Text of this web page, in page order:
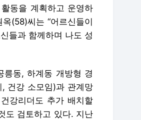
동을 계획하고 운영하
(58)씨는 “어르신들이
들과 함께하며 나도 성
동, 하계동 개방형 경
건강 소모임)과 관계망
강리더도 추가 배치할
도 검토하고 있다. 지난